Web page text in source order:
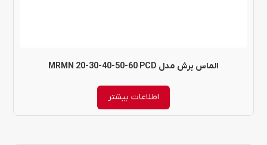
الماس برش مدل MRMN 20-30-40-50-60 PCD
اطلاعات بیشتر